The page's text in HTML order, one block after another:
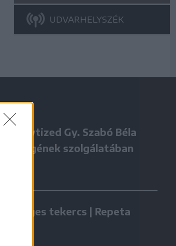
UDVARHELYSZÉK
Négy évtized Gy. Szabó Béla
örökségének szolgálatában
Zöldséges tekercs | Repeta